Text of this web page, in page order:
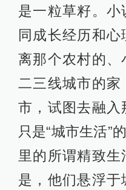
是一粒草籽。
同成长经历和
离那个农村的、
二三线城市的家
市，试图去融
只是“城市生活”
里的所谓精致
是，他们悬浮